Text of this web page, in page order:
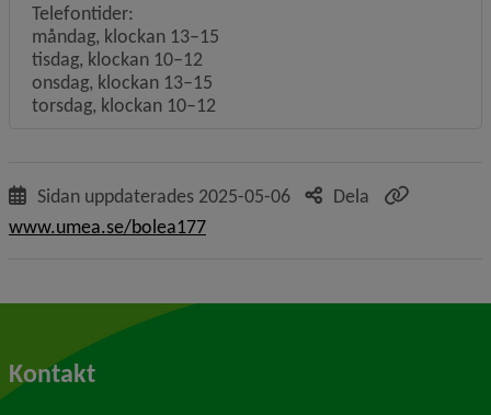
Telefontider:
måndag, klockan 13–15
tisdag, klockan 10–12
onsdag, klockan 13–15
torsdag, klockan 10–12
Sidan uppdaterades 2025-05-06
Dela
www.umea.se/bolea177
Kontakt